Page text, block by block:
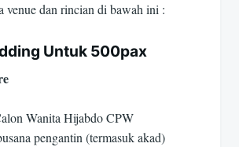
venue dan rincian di bawah ini :
Untuk 500pax
Wanita Hijabdo CPW
pengantin (termasuk akad)